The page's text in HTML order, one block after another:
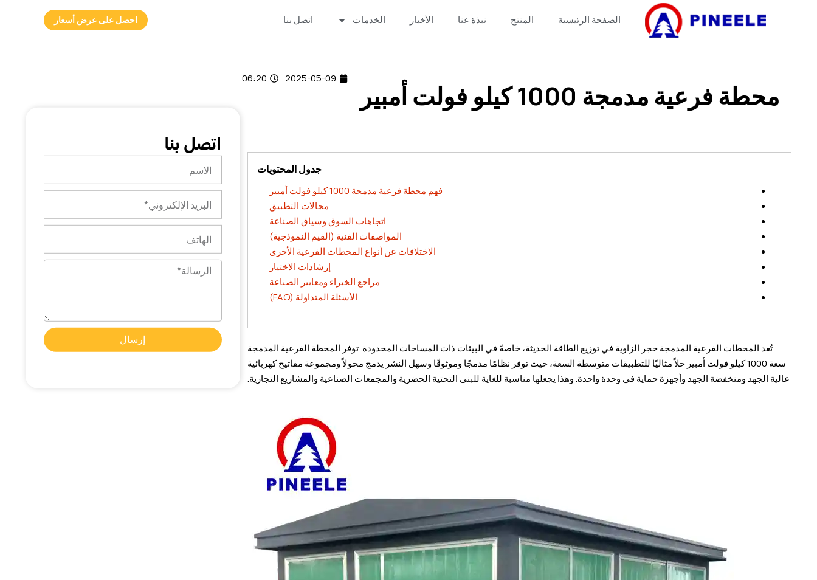
الصفحة الرئيسية المنتج نبذة عنا الأخبار الخدمات اتصل بنا احصل على عرض أسعار
محطة فرعية مدمجة 1000 كيلو فولت أمبير
2025-05-09
06:20
جدول المحتويات
فهم محطة فرعية مدمجة 1000 كيلو فولت أمبير
مجالات التطبيق
اتجاهات السوق وسياق الصناعة
المواصفات الفنية (القيم النموذجية)
الاختلافات عن أنواع المحطات الفرعية الأخرى
إرشادات الاختيار
مراجع الخبراء ومعايير الصناعة
الأسئلة المتداولة (FAQ)
تُعد المحطات الفرعية المدمجة حجر الزاوية في توزيع الطاقة الحديثة، خاصةً في البيئات ذات المساحات المحدودة. توفر المحطة الفرعية المدمجة
سعة 1000 كيلو فولت أمبير حلاً مثاليًا للتطبيقات متوسطة السعة، حيث توفر نظامًا مدمجًا وموثوقًا وسهل النشر يدمج محولاً ومجموعة مفاتيح كهربائية
عالية الجهد ومنخفضة الجهد وأجهزة حماية في وحدة واحدة. وهذا يجعلها مناسبة للغاية للبنى التحتية الحضرية والمجمعات الصناعية والمشاريع التجارية.
اتصل بنا
الإلكتروني
الرسالة
إرسال